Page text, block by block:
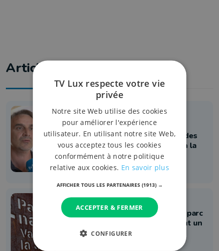
Articles liés
Info
Parc National : Nicolas Ancion
suspendu à titre provisoire, gel des
subsides européens et rapport à la
Région Wallonne
4 août 2026 à 09:44
Politique
Soupçon de conflit d'intérêts au parc
national, des députés demandent un
audit externe
TV Lux respecte votre vie
privée
Notre site Web utilise des cookies
pour améliorer l'expérience
utilisateur. En utilisant notre site Web,
vous acceptez tous les cookies
conformément à notre politique
relative aux cookies. En savoir plus
AFFICHER TOUS LES PARTENAIRES (1913) →
ACCEPTER & FERMER
CONFIGURER